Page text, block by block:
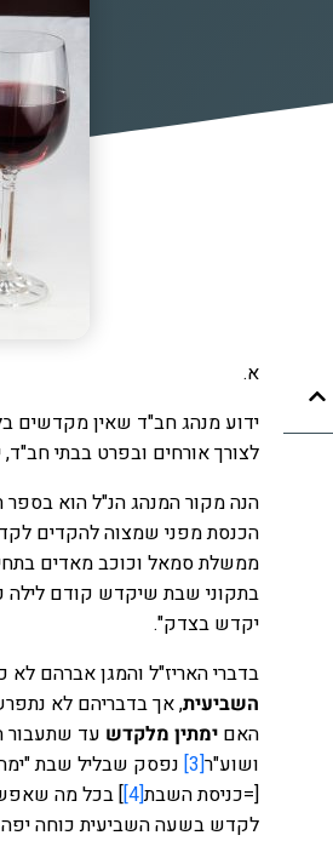
א.
ידוע מנהג חב"ד שאין מקדשים
לצורך אורחים ובפרט בבתי
הנה מקור המנהג הנ"ל הוא בספר
הכנסת מפני שמצוה להקדים
ממשלת סמאל וכוכב מאדים
בתקוני שבת שיקדש קודם לילה
יקדש בצדק".
בדברי האריז"ל והמגן אברהם
השביעית, אך בדבריהם לא
האם ימתין מלקדש עד שתעבור
ושוע"ר[3]
נפסק שבליל שבת
[=כניסת השבת[4] ] בכל מה
לקדש בשעה השביעית כוחה